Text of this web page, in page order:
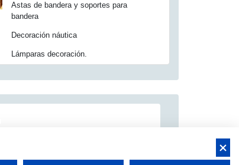
Astas de bandera y soportes para
bandera
Decoración náutica
Lámparas decoración.